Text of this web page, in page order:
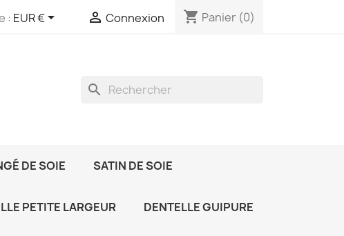
: EUR €  Connexion shopping_cart Panier (0)
search
DE SOIE SATIN DE SOIE
PETITE LARGEUR DENTELLE GUIPURE